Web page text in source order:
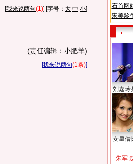
[我来说两句(1)] [字号： 大 中 小]
(责任编辑：小肥羊)
[我来说两句(1条)]
石首网
宋美龄
刘嘉玲
女星借
朱军